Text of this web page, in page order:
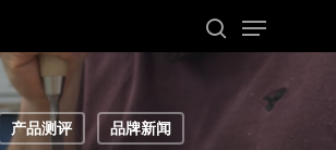
search
Menu
产品测评 品牌新闻